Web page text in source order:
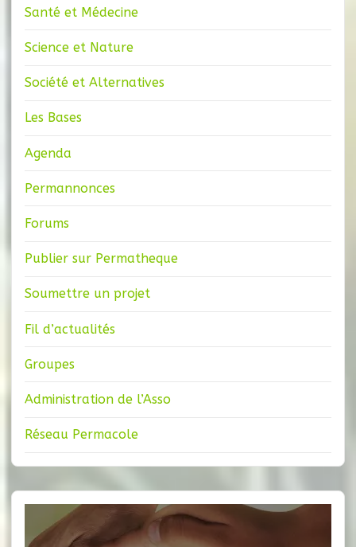
Santé et Médecine
Science et Nature
Société et Alternatives
Les Bases
Agenda
Permannonces
Forums
Publier sur Permatheque
Soumettre un projet
Fil d’actualités
Groupes
Administration de l’Asso
Réseau Permacole